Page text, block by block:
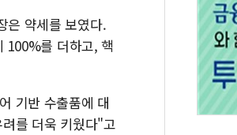
은 약세를 보였다.
100%를 더하고, 핵
기반 수출품에 대
를 더욱 키웠다"고